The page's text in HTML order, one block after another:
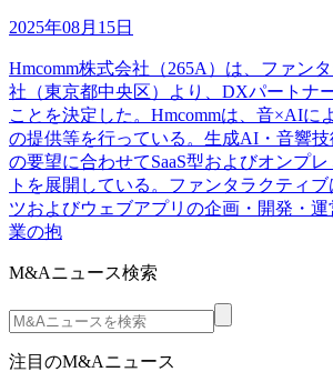
2025年08月15日
Hmcomm株式会社（265A）は、ファン
社（東京都中央区）より、DXパートナ
ことを決定した。Hmcommは、音×AIに
の提供等を行っている。生成AI・音響
の要望に合わせてSaaS型およびオンプ
トを展開している。ファンタラクティ
ツおよびウェブアプリの企画・開発・
業の抱
M&Aニュース検索
注目のM&Aニュース